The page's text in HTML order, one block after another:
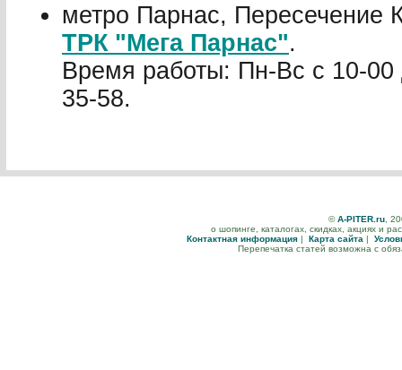
метро Парнас, Пересечение
ТРК "Мега Парнас".
Время работы: Пн-Вс с 10-
35-58.
©A-PITER.ru,
о шопинге, каталогах, скидках, акциях и
Контактная информация | Карта сайта |
Перепечатка статей возможна с